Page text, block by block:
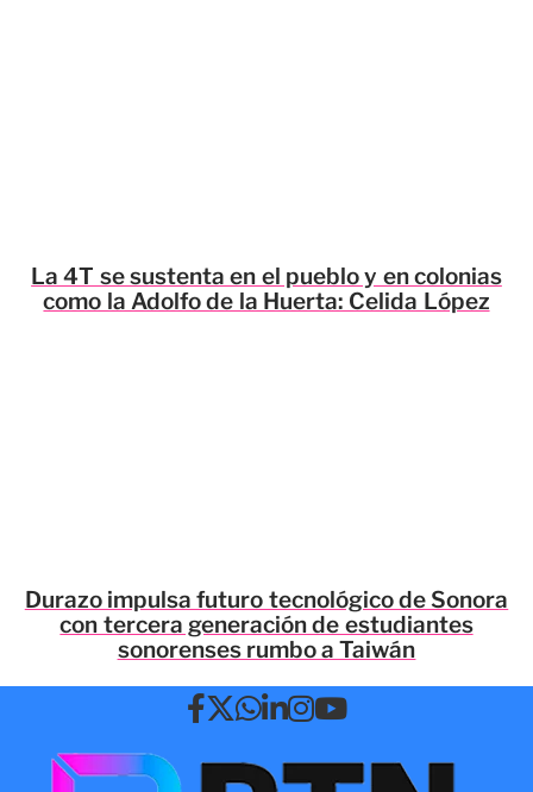
La 4T se sustenta en el pueblo y en colonias
como la Adolfo de la Huerta: Celida López
Durazo impulsa futuro tecnológico de Sonora
con tercera generación de estudiantes
sonorenses rumbo a Taiwán